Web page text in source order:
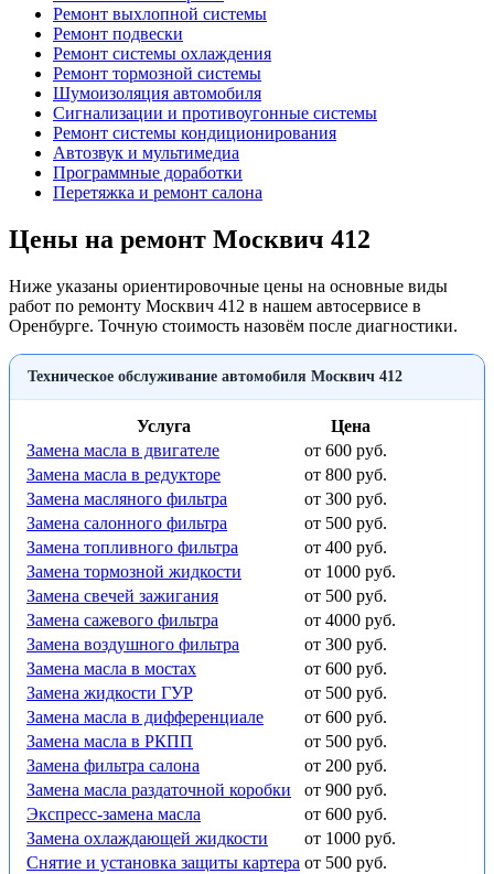
Ремонт выхлопной системы
Ремонт подвески
Ремонт системы охлаждения
Ремонт тормозной системы
Шумоизоляция автомобиля
Сигнализации и противоугонные системы
Ремонт системы кондиционирования
Автозвук и мультимедиа
Программные доработки
Перетяжка и ремонт салона
Цены на ремонт Москвич 412
Ниже указаны ориентировочные цены на основные виды
работ по ремонту Москвич 412 в нашем автосервисе в
Оренбурге. Точную стоимость назовём после диагностики.
Техническое обслуживание автомобиля Москвич 412
Услуга
Цена
Замена масла в двигателе
от 600 руб.
Замена масла в редукторе
от 800 руб.
Замена масляного фильтра
от 300 руб.
Замена салонного фильтра
от 500 руб.
Замена топливного фильтра
от 400 руб.
Замена тормозной жидкости
от 1000 руб.
Замена свечей зажигания
от 500 руб.
Замена сажевого фильтра
от 4000 руб.
Замена воздушного фильтра
от 300 руб.
Замена масла в мостах
от 600 руб.
Замена жидкости ГУР
от 500 руб.
Замена масла в дифференциале
от 600 руб.
Замена масла в РКПП
от 500 руб.
Замена фильтра салона
от 200 руб.
Замена масла раздаточной коробки
от 900 руб.
Экспресс-замена масла
от 600 руб.
Замена охлаждающей жидкости
от 1000 руб.
Снятие и установка защиты картера от 500 руб.